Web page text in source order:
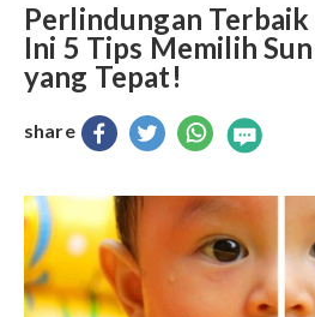
Perlindungan
Ini 5 Tips Memilih
yang Tepat!
share